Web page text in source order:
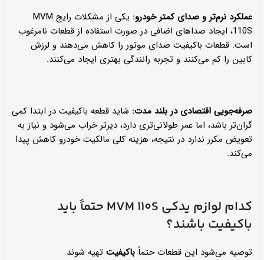
عملکرد نرم‌تر و صدای کمتر خودرو:
یکی از مشکلات رایج MVM
110S، ایجاد صداهای اضافی در صورت استفاده از قطعات نامرغوب
است. قطعات باکیفیت صدای موتور را کاهش می‌دهند و لرزش
کابین را کم می‌کنند و تجربه رانندگی بهتری ایجاد می‌کنند.
صرفه‌جویی اقتصادی در بلند مدت: شاید قطعه باکیفیت در ابتدا کمی
گران‌تر باشد، اما عمر طولانی‌تری دارد، دیرتر خراب می‌شود و نیاز به
تعویض مکرر ندارد در نتیجه، هزینه کلی مالکیت خودرو کاهش پیدا
می‌کند.
کدام لوازم یدکی MVM 110S حتماً باید
باکیفیت باشند؟
توصیه می‌شود این قطعات حتماً باکیفیت تهیه شوند